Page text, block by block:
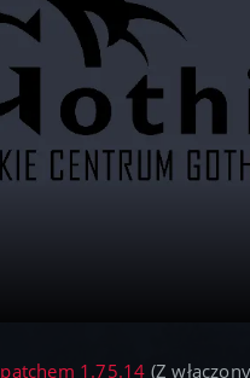
patchem 1.75.14 (Z